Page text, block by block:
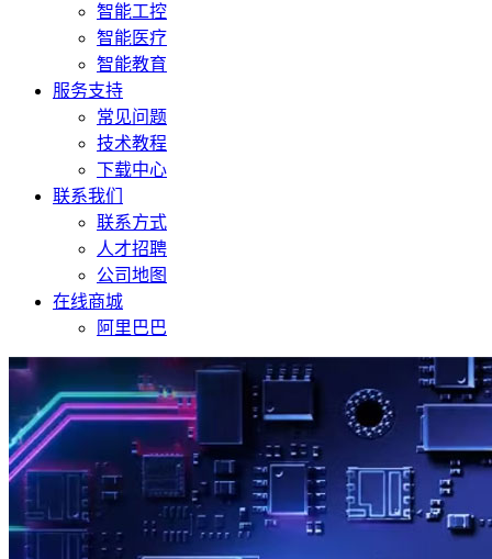
智能工控
智能医疗
智能教育
服务支持
常见问题
技术教程
下载中心
联系我们
联系方式
人才招聘
公司地图
在线商城
阿里巴巴